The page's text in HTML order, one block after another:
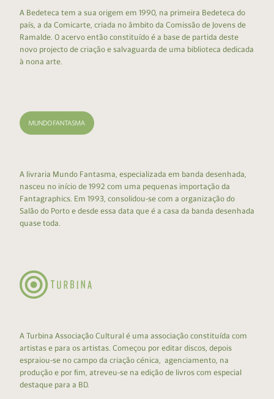
A Bedeteca tem a sua origem em 1990, na primeira Bedeteca do
país, a da Comicarte, criada no âmbito da Comissão de Jovens de
Ramalde. O acervo então constituído é a base de partida deste
novo projecto de criação e salvaguarda de uma biblioteca dedicada
à nona arte.
A livraria Mundo Fantasma, especializada em banda desenhada,
nasceu no início de 1992 com uma pequenas importação da
Fantagraphics. Em 1993, consolidou-se com a organização do
Salão do Porto e desde essa data que é a casa da banda desenhada
quase toda.
A Turbina Associação Cultural é uma associação constituída com
artistas e para os artistas. Começou por editar discos, depois
espraiou-se no campo da criação cénica, agenciamento, na
produção e por fim, atreveu-se na edição de livros com especial
destaque para a BD.